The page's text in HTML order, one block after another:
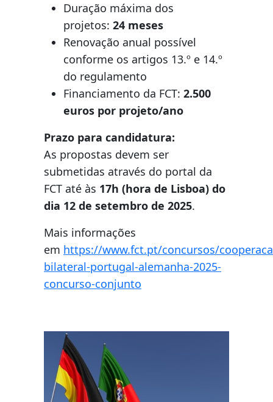
Duração máxima dos
projetos: 24 meses
Renovação anual possível
conforme os artigos 13.º e 14.º
do regulamento
Financiamento da FCT: 2.500
euros por projeto/ano
Prazo para candidatura:
As propostas devem ser
submetidas através do portal da
FCT até às 17h (hora de Lisboa) do
dia 12 de setembro de 2025.
Mais informações
em https://www.fct.pt/concursos/
bilateral-portugal-alemanha-2025-
concurso-conjunto